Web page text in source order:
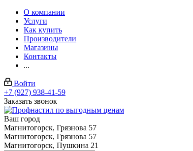
О компании
Услуги
Как купить
Производители
Магазины
Контакты
...
Войти
+7 (927) 938-41-59
Заказать звонок
Ваш город
Магнитогорск, Грязнова 57
Магнитогорск, Грязнова 57
Магнитогорск, Пушкина 21